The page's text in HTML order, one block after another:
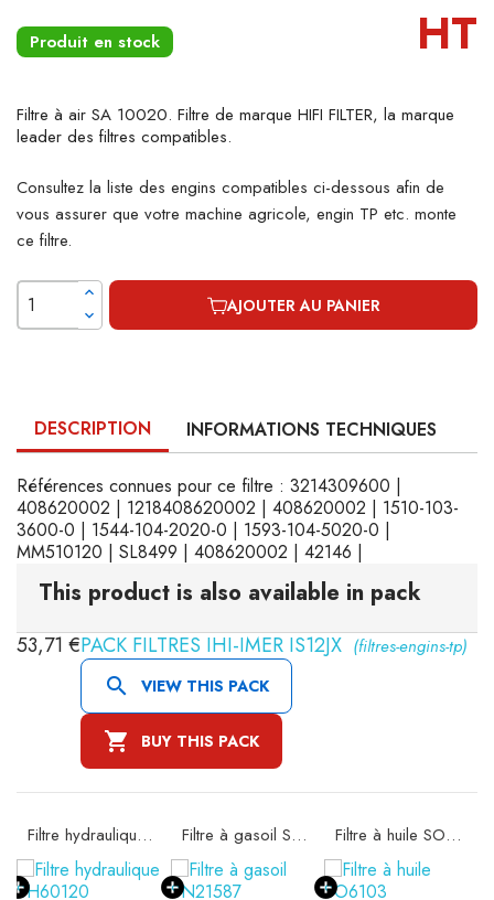
Produit en stock HT
Filtre à air SA 10020. Filtre de marque HIFI FILTER, la marque
leader des filtres compatibles.
Consultez la liste des engins compatibles ci-dessous afin de
vous assurer que votre machine agricole, engin TP etc. monte
ce filtre.
AJOUTER AU PANIER
DESCRIPTION INFORMATIONS TECHNIQUES
Références connues pour ce filtre : 3214309600 |
408620002 | 1218408620002 | 408620002 | 1510-103-
3600-0 | 1544-104-2020-0 | 1593-104-5020-0 |
MM510120 | SL8499 | 408620002 | 42146 |
This product is also available in pack
PACK FILTRES IHI-IMER IS12JX (filtres-engins-tp)
 VIEW THIS PACK
 BUY THIS PACK
53,71 €
Filtre hydraulique SH60120 Filtre à gasoil SN21587 Filtre à huile SO6103